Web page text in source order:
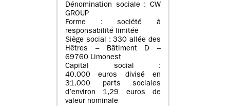
Dénomination sociale : CW
GROUP
Forme : société à
responsabilité limitée
Siège social : 330 allée des
Hêtres – Bâtiment D –
69760 Limonest
Capital social :
40.000 euros divisé en
31.000 parts sociales
d’environ 1,29 euros de
valeur nominale